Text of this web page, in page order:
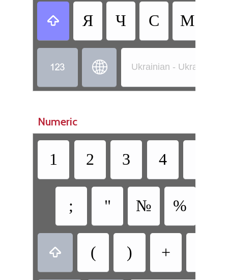
 Я Ч С М
  Ukrainian - Ukrainian
Numeric
1 2 3 4
; " № %
 ( ) +